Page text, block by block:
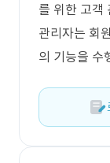
를 위한 고객
관리자는 회
의 기능을 수